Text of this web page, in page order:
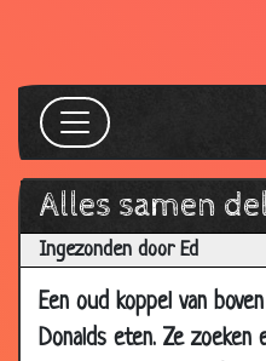
Alles samen
Ingezonden door Ed
Een oud koppel van
Donalds eten. Ze
24 Mar
2010
24 Mar
2010
Niet weglopen
24 Mar
2010
Carnaval
24 Mar
2010
Lege eieren